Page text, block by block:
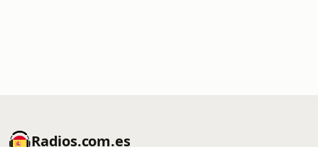
Radios.com.es